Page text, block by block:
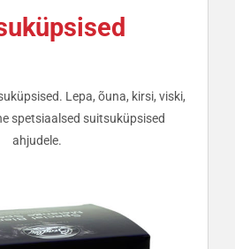
Lepa, õuna, kirsi, viski,
spetsiaalsed suitsuküpsised
ahjudele.